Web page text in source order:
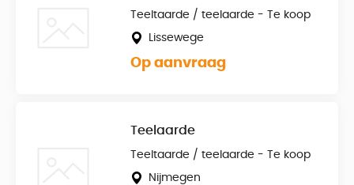
Teeltaarde / teelaarde - Te koop
Lissewege
Op aanvraag
Teelaarde
Teeltaarde / teelaarde - Te koop
Nijmegen